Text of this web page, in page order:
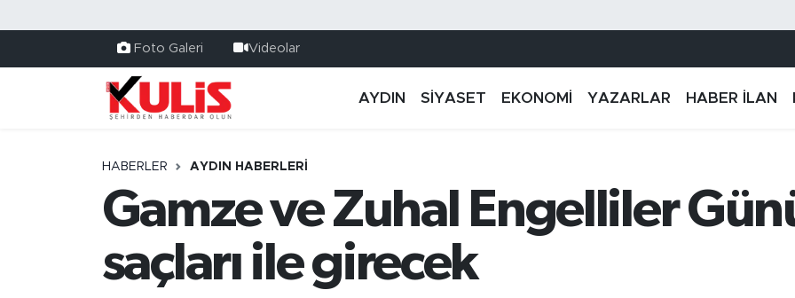
Foto Galeri Videolar
AYDIN SİYASET EKONOMİ YAZARLAR HABER İLAN
HABERLER AYDIN HABERLERI
Gamze ve Zuhal Engelliler
saçları ile girecek